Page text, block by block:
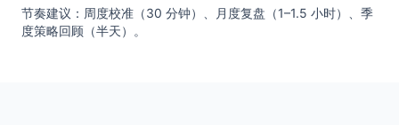
节奏建议：周度校准（30 分钟）、月度复盘（1–1.5 小时）、季
度策略回顾（半天）。